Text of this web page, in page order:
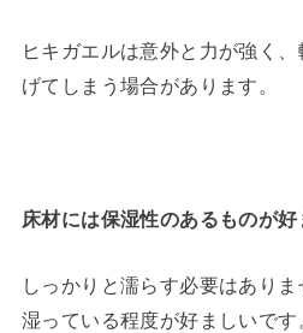
ヒキガエルは意外と力が強く
げてしまう場合があります。
床材には保湿性のあるものが好
しっかりと濡らす必要はあり
湿っている程度が好ましいです